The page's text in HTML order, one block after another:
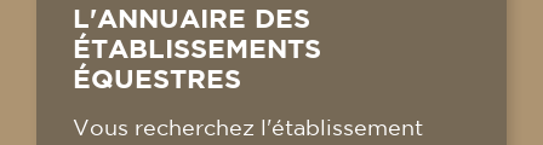
L'ANNUAIRE DES
ÉTABLISSEMENTS
ÉQUESTRES
Vous recherchez l'établissement